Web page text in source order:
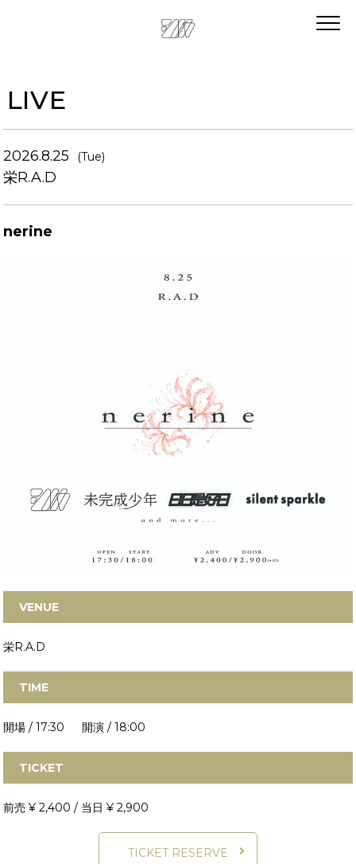
LIVE
2026.8.25 (Tue)
栄R.A.D
nerine
VENUE
栄R.A.D
TIME
開場 / 17:30 開演 / 18:00
TICKET
前売 ¥ 2,400 / 当日 ¥ 2,900
TICKET RESERVE